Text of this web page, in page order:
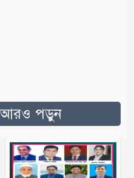
আরও পড়ুন